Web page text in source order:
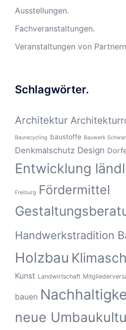
Ausstellungen.
Fachveranstaltungen.
Veranstaltungen von
Schlagwörter.
Architektur
Baurecycling baustoffe Bauwerk
Denkmalschutz Design
Entwicklung
Freiburg Fördermittel
Handwerkstradition
Holzbau
Kunst Landwirtschaft
bauen
neue